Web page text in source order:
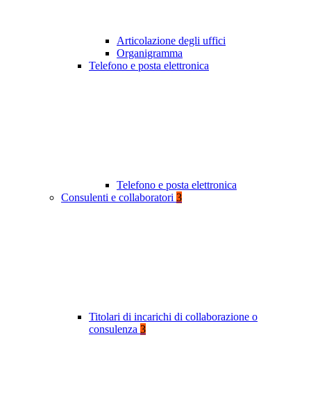
Articolazione degli uffici
Organigramma
Telefono e posta elettronica
Telefono e posta elettronica
Consulenti e collaboratori 3
Titolari di incarichi di collaborazione o
consulenza 3